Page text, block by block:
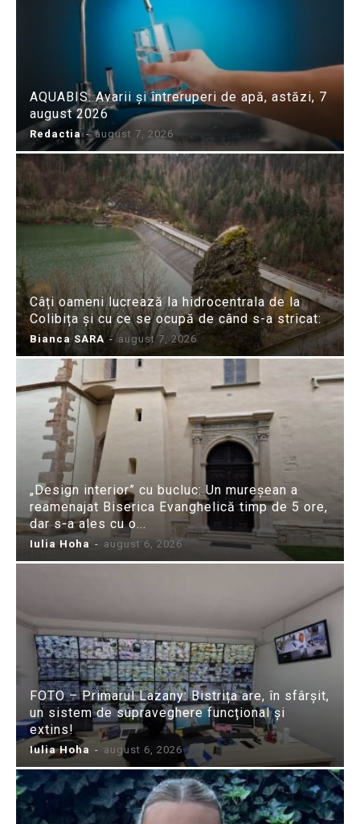
AQUABIS: Avarii și întreruperi de apă, astăzi, 7
august 2026
Redactia - august 7, 2026
Câți oameni lucrează la hidrocentrala de la
Colibița și cu ce se ocupă de când s-a stricat:
Bianca SARA - august 7, 2026
„Design interior” cu bucluc: Un mureșean a
reamenajat Biserica Evanghelică timp de 5 ore,
dar s-a ales cu o...
Iulia Hoha - august 6, 2026
FOTO – Primarul Lazany: Bistrița are, în sfârșit,
un sistem de supraveghere funcțional și
extins!
Iulia Hoha - august 6, 2026